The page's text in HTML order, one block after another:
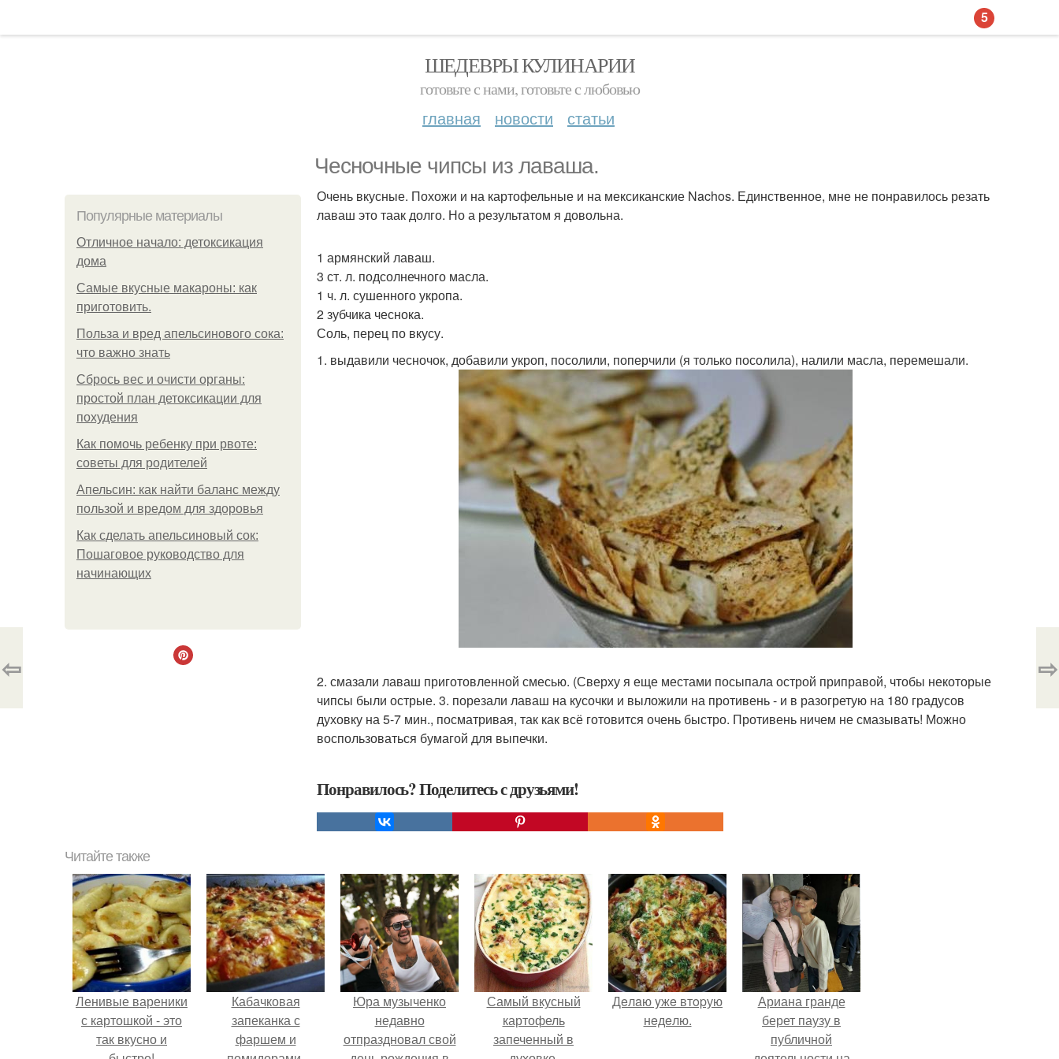
ШЕДЕВРЫ КУЛИНАРИИ
готовьте с нами, готовьте с любовью
главная новости статьи
Чесночные чипсы из лаваша.
Популярные материалы
Отличное начало: детоксикация
дома
Самые вкусные макароны: как
приготовить.
Польза и вред апельсинового сока:
что важно знать
Сбрось вес и очисти органы:
простой план детоксикации для
похудения
Как помочь ребенку при рвоте:
советы для родителей
Апельсин: как найти баланс между
пользой и вредом для здоровья
Как сделать апельсиновый сок:
Пошаговое руководство для
начинающих
Очень вкусные. Похожи и на картофельные и на мексиканские Nachos. Единственное, мне не понравилось резать
лаваш это таак долго. Но а результатом я довольна.
1 армянский лаваш.
3 ст. л. подсолнечного масла.
1 ч. л. сушенного укропа.
2 зубчика чеснока.
Соль, перец по вкусу.
1. выдавили чесночок, добавили укроп, посолили, поперчили (я только посолила), налили масла, перемешали.
2. смазали лаваш приготовленной смесью. (Сверху я еще местами посыпала острой приправой, чтобы некоторые
чипсы были острые. 3. порезали лаваш на кусочки и выложили на противень - и в разогретую на 180 градусов
духовку на 5-7 мин., посматривая, так как всё готовится очень быстро. Противень ничем не смазывать! Можно
воспользоваться бумагой для выпечки.
Понравилось? Поделитесь с друзьями!
⇦ ⇨
Читайте также
Ленивые вареники
с картошкой - это
так вкусно и
Кабачковая
запеканка с
фаршем и
Юра музыченко
недавно
отпраздновал свой
Самый вкусный
картофель
запеченный в
Дeлaю yжe втopую
нeдeлю.
Ариана гранде
берет паузу в
публичной
5